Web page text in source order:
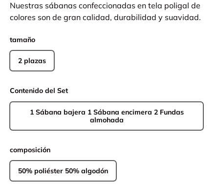
Nuestras sábanas confeccionadas en tela poligal de
colores son de gran calidad, durabilidad y suavidad.
tamaño
2 plazas
Contenido del Set
1 Sábana bajera 1 Sábana encimera 2 Fundas
almohada
composición
50% poliéster 50% algodón